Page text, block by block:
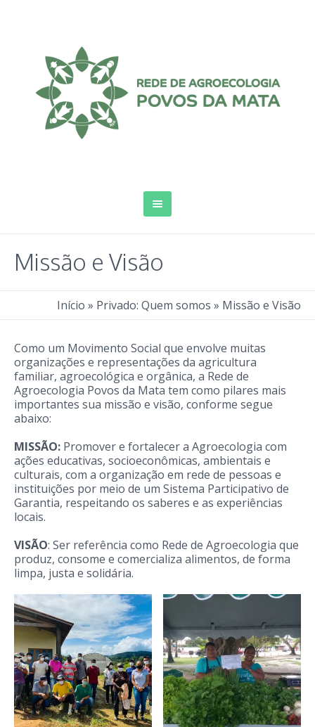
Missão e Visão
Início » Privado: Quem somos » Missão e Visão
Como um Movimento Social que envolve muitas
organizações e representações da agricultura
familiar, agroecológica e orgânica, a Rede de
Agroecologia Povos da Mata tem como pilares mais
importantes sua missão e visão, conforme segue
abaixo:
MISSÃO: Promover e fortalecer a Agroecologia com
ações educativas, socioeconômicas, ambientais e
culturais, com a organização em rede de pessoas e
instituições por meio de um Sistema Participativo de
Garantia, respeitando os saberes e as experiências
locais.
VISÃO: Ser referência como Rede de Agroecologia que
produz, consome e comercializa alimentos, de forma
limpa, justa e solidária.